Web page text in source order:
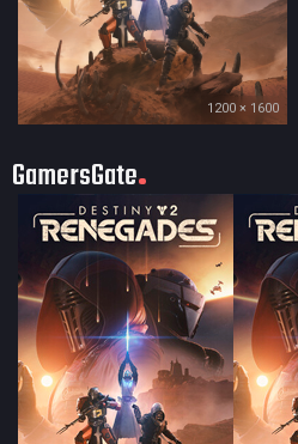
1200 × 1600
GamersGate